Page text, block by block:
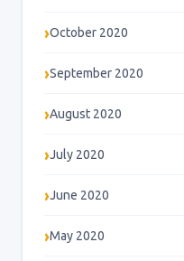
October 2020
September 2020
August 2020
July 2020
June 2020
May 2020